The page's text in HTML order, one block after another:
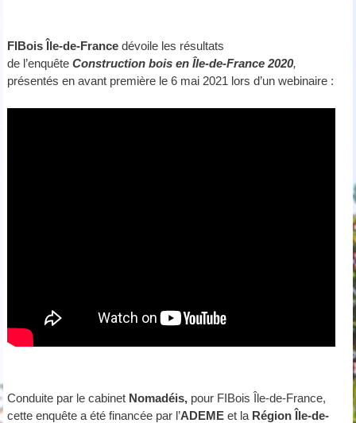
FIBois Île-de-France dévoile les résultats
de l’enquête Construction bois en Île-de-France 2020,
présentés en avant première le 6 mai 2021 lors d’un webinaire :
Conduite par le cabinet Nomadéis, pour FIBois Île-de-France,
cette enquête a été financée par l’ADEMEet la Région Île-de-